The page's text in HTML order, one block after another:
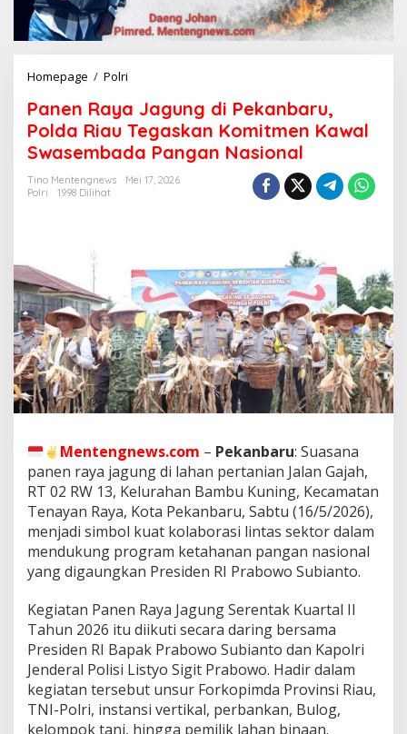
Homepage / Polri
n
e
n
R
a
u
n
g
d
i
P
e
k
a
a
r
u
,
P
o
l
d
i
a
u
T
e
g
a
Panen Raya Jagung di Pekanbaru,
Polda Riau Tegaskan Komitmen Kawal
Swasembada Pangan Nasional
Tino Mentengnews
Mei 17, 2026
Polri
1998 Dilihat
Mentengnews.com – Pekanbaru: Suasana
panen raya jagung di lahan pertanian Jalan Gajah,
RT 02 RW 13, Kelurahan Bambu Kuning, Kecamatan
Tenayan Raya, Kota Pekanbaru, Sabtu (16/5/2026),
menjadi simbol kuat kolaborasi lintas sektor dalam
mendukung program ketahanan pangan nasional
yang digaungkan Presiden RI Prabowo Subianto.
Kegiatan Panen Raya Jagung Serentak Kuartal II
Tahun 2026 itu diikuti secara daring bersama
Presiden RI Bapak Prabowo Subianto dan Kapolri
Jenderal Polisi Listyo Sigit Prabowo. Hadir dalam
kegiatan tersebut unsur Forkopimda Provinsi Riau,
TNI-Polri, instansi vertikal, perbankan, Bulog,
kelompok tani, hingga pemilik lahan binaan.